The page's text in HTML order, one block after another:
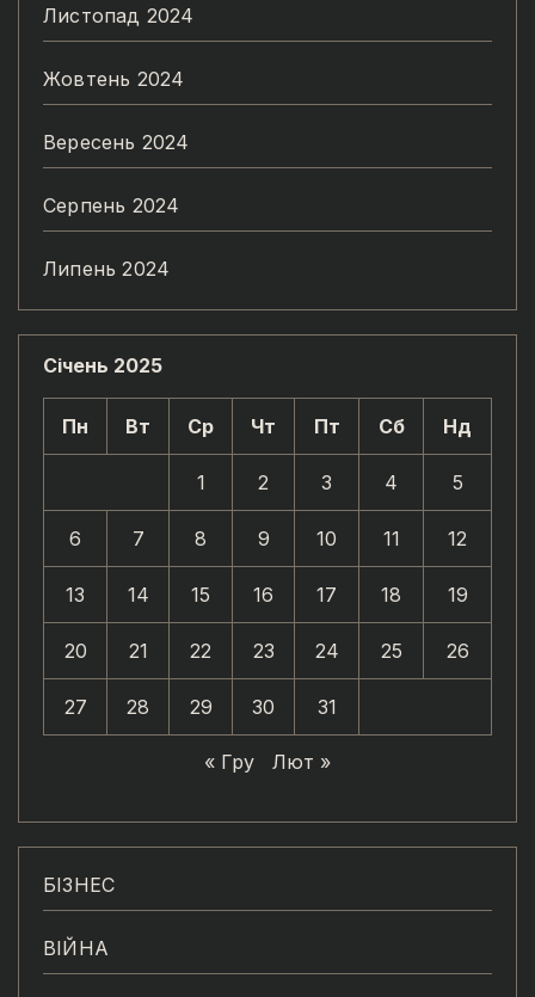
Листопад 2024
Жовтень 2024
Вересень 2024
Серпень 2024
Липень 2024
Січень 2025
Пн Вт Ср Чт Пт Сб Нд
1 2 3 4 5
6 7 8 9 10 11 12
13 14 15 16 17 18 19
20 21 22 23 24 25 26
27 28 29 30 31
« Гру Лют »
БІЗНЕС
ВІЙНА